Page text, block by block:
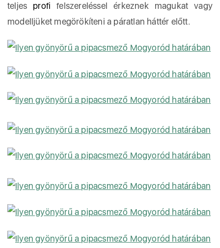
teljes profi felszereléssel érkeznek magukat vagy
modelljüket megörökíteni a páratlan háttér előtt.